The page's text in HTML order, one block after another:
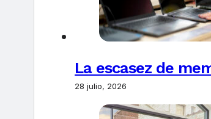
La escasez de
28 julio, 2026